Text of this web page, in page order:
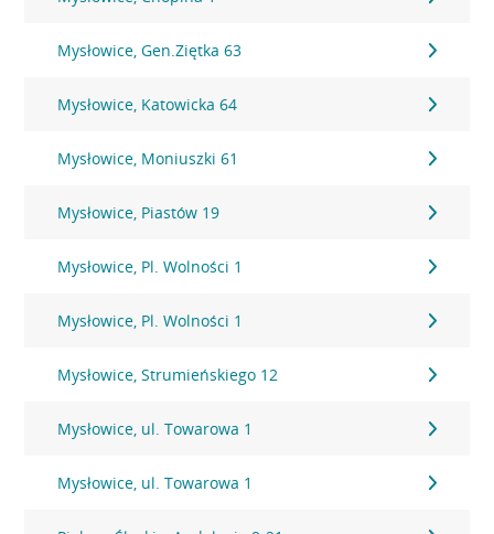
Mysłowice, Gen.Ziętka 63
Mysłowice, Katowicka 64
Mysłowice, Moniuszki 61
Mysłowice, Piastów 19
Mysłowice, Pl. Wolności 1
Mysłowice, Pl. Wolności 1
Mysłowice, Strumieńskiego 12
Mysłowice, ul. Towarowa 1
Mysłowice, ul. Towarowa 1